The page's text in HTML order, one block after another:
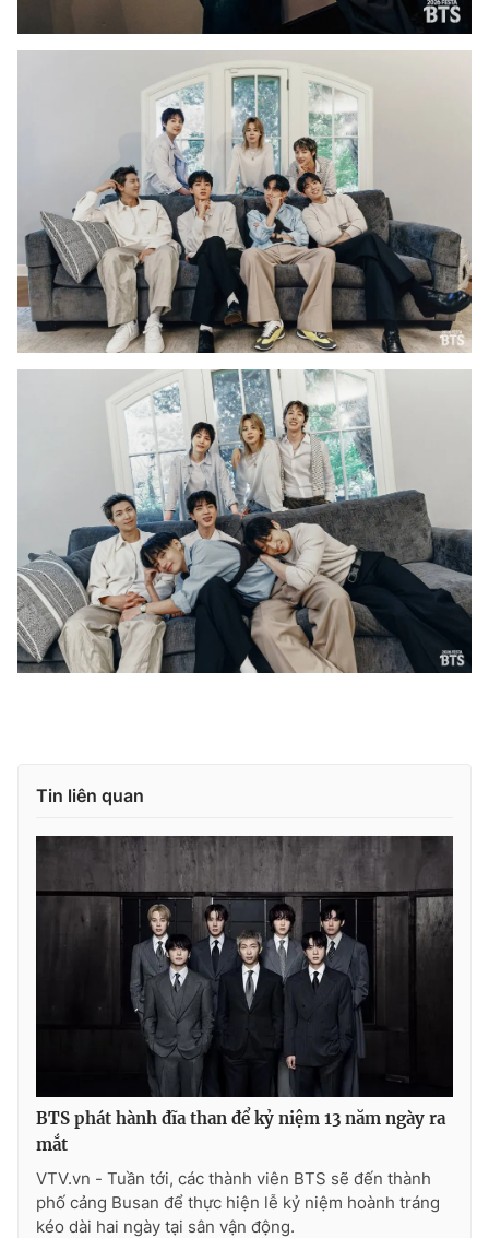
Tin liên quan
BTS phát hành đĩa than để kỷ niệm 13 năm ngày ra
mắt
VTV.vn - Tuần tới, các thành viên BTS sẽ đến thành
phố cảng Busan để thực hiện lễ kỷ niệm hoành tráng
kéo dài hai ngày tại sân vận động.